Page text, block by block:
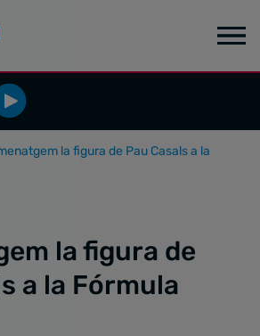
la figura de Pau Casals a la
la figura de
a la Fórmula